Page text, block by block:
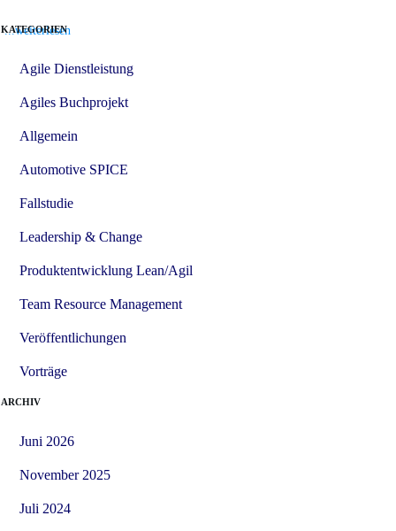
...weiterlesen
KATEGORIEN
Agile Dienstleistung
Agiles Buchprojekt
Allgemein
Automotive SPICE
Fallstudie
Leadership & Change
Produktentwicklung Lean/Agil
Team Resource Management
Veröffentlichungen
Vorträge
ARCHIV
Juni 2026
November 2025
Juli 2024